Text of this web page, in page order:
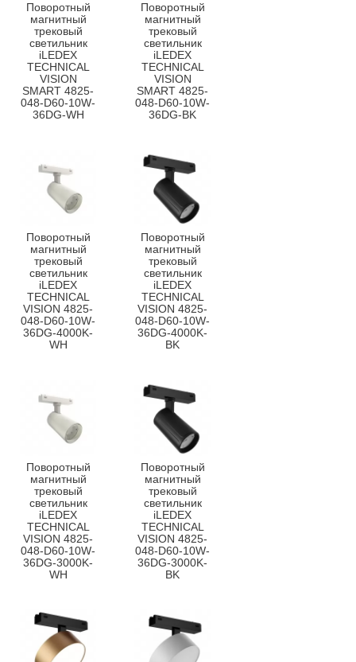
Поворотный
магнитный
трековый
светильник
iLEDEX
TECHNICAL
VISION
SMART 4825-
048-D60-10W-
36DG-WH
Поворотный
магнитный
трековый
светильник
iLEDEX
TECHNICAL
VISION
SMART 4825-
048-D60-10W-
36DG-BK
Поворотный
магнитный
трековый
светильник
iLEDEX
TECHNICAL
VISION 4825-
048-D60-10W-
36DG-4000K-
WH
Поворотный
магнитный
трековый
светильник
iLEDEX
TECHNICAL
VISION 4825-
048-D60-10W-
36DG-4000K-
BK
Поворотный
магнитный
трековый
светильник
iLEDEX
TECHNICAL
VISION 4825-
048-D60-10W-
36DG-3000K-
WH
Поворотный
магнитный
трековый
светильник
iLEDEX
TECHNICAL
VISION 4825-
048-D60-10W-
36DG-3000K-
BK